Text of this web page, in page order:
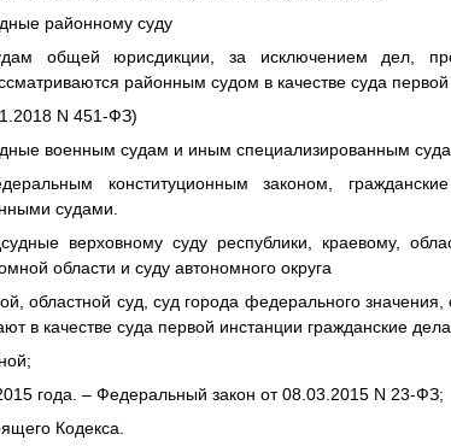
районному суду
общей юрисдикции, за исключением дел,
районным судом в качестве суда первой
N 451-ФЗ)
военным судам и иным специализированным
конституционным законом,
судами.
верховному суду республики, краевому,
области и суду автономного округа
областной суд, суд города федерального
в качестве суда первой инстанции гражданские
года. – Федеральный закон от 08.03.2015 N 23-ФЗ;
Кодекса.